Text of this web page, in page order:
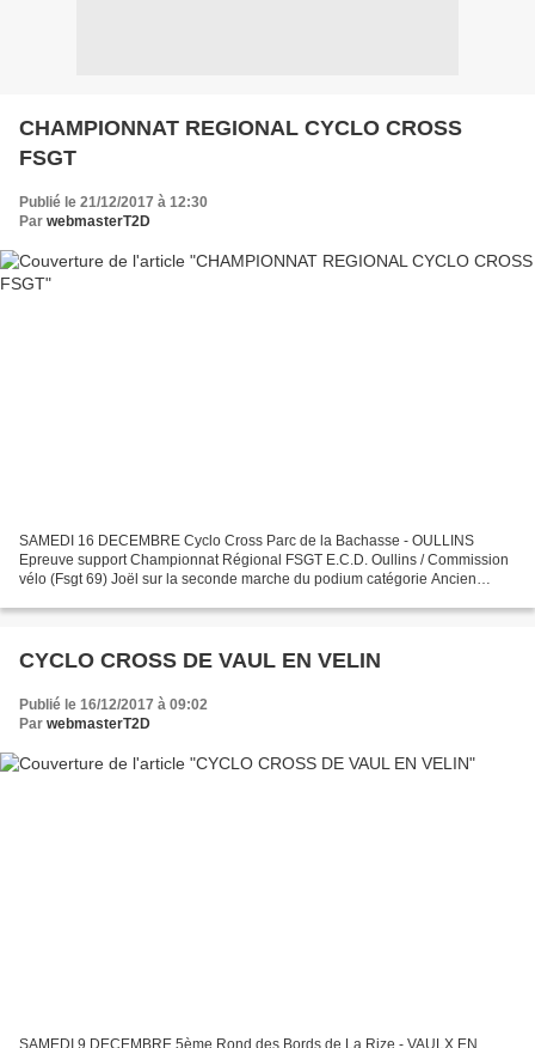
CHAMPIONNAT REGIONAL CYCLO CROSS
FSGT
Publié le 21/12/2017 à 12:30
Par webmasterT2D
SAMEDI 16 DECEMBRE Cyclo Cross Parc de la Bachasse - OULLINS
Epreuve support Championnat Régional FSGT E.C.D. Oullins / Commission
vélo (Fsgt 69) Joël sur la seconde marche du podium catégorie Ancien
CYCLO CROSS DE VAUL EN VELIN
Publié le 16/12/2017 à 09:02
Par webmasterT2D
SAMEDI 9 DECEMBRE 5ème Rond des Bords de La Rize - VAULX EN